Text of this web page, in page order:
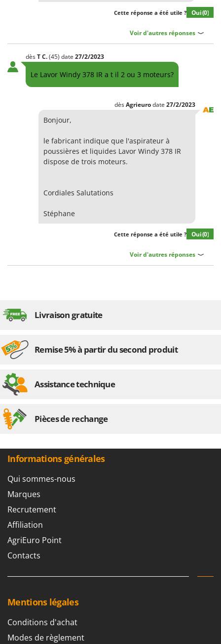
Cette réponse a été utile ? Oui(0)
Voir d'autres réponses
dèsTC.(45) date 27/2/2023
Le Lavor Windy 378 IR a t il 2 ou 3 moteurs?
dèsAgrieurodate 27/2/2023
Bonjour,
le fabricant indique que l'aspirateur à
poussières et liquides Lavor Windy 378 IR
dispose de trois moteurs.
Cordiales Salutations
Stéphane
Cette réponse a été utile ? Oui(0)
Voir d'autres réponses
Livraison gratuite
Remise 5% à partir du second produit
Assistance technique
Pièces de rechange
Informations générales
Qui sommes-nous
Marques
Recrutement
Affiliation
AgriEuro Point
Contacts
Mentions légales
Conditions d'achat
Modes de règlement